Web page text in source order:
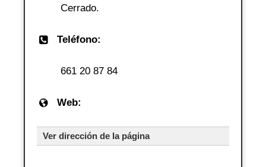
Cerrado.
Teléfono:
661 20 87 84
Web:
Ver dirección de la página